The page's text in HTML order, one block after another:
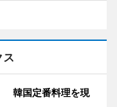
ス
韓国定番料理を現